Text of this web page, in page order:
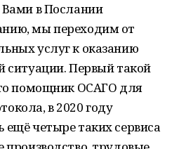
в Послании
мы переходим от
услуг к оказанию
ситуации. Первый такой
помощник ОСАГО для
в 2020 году
ещё четыре таких сервиса